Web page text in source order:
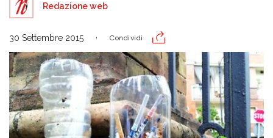
Redazione web
30 Settembre 2015 Condividi